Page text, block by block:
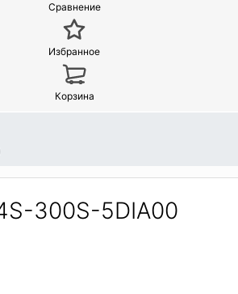
Сравнение
Избранное
Корзина
300S-5DIA00